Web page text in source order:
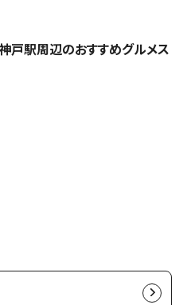
戸駅周辺のおすすめグルメス